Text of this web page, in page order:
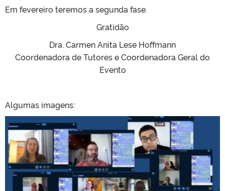
Em fevereiro teremos a segunda fase.
Gratidão
Dra. Carmen Anita Lese Hoffmann
Coordenadora de Tutores e Coordenadora Geral do
Evento
Algumas imagens: